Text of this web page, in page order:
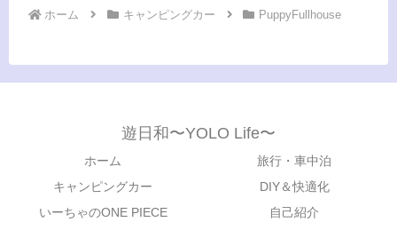
ホーム キャンピングカー PuppyFullhouse
遊日和〜YOLO Life〜
ホーム
旅行・車中泊
キャンピングカー
DIY＆快適化
いーちゃのONE PIECE
自己紹介